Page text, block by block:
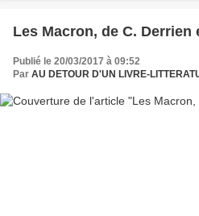
Les Macron, de C. Derrien
Publié le 20/03/2017 à 09:52
Par AU DETOUR D'UN LIVRE-